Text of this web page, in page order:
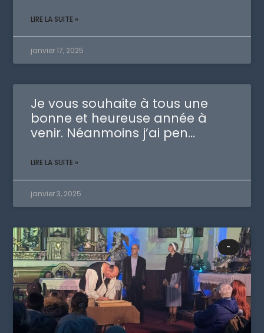
LIRE LA SUITE »
janvier 17, 2025
Je vous souhaite à tous une
bonne et heureuse année à
venir. Néanmoins j’ai pen…
LIRE LA SUITE »
janvier 3, 2025
-